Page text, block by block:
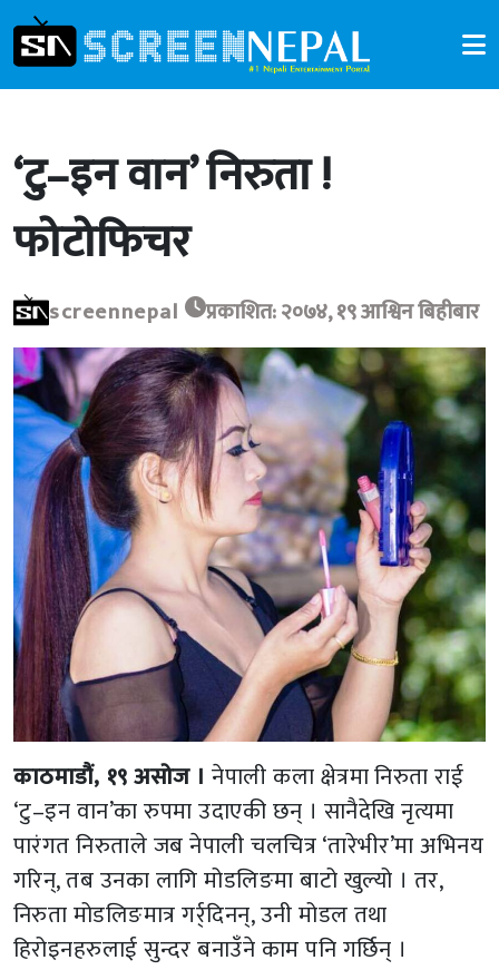
‘टु–इन वान’ निरुता !
फोटोफिचर
screennepal प्रकाशित: २०७४, १९ आश्विन बिहीबार
काठमाडौं, १९ असोज । नेपाली कला क्षेत्रमा निरुता राई
‘टु–इन वान’का रुपमा उदाएकी छन् । सानैदेखि नृत्यमा
पारंगत निरुताले जब नेपाली चलचित्र ‘तारेभीर’मा अभिनय
गरिन्, तब उनका लागि मोडलिङमा बाटो खुल्यो । तर,
निरुता मोडलिङमात्र गर्र्दिनन्, उनी मोडल तथा
हिरोइनहरुलाई सुन्दर बनाउँने काम पनि गर्छिन् ।